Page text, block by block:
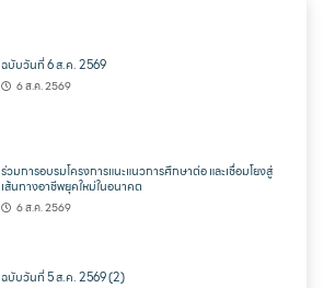
ฉบับวันที่ 6 ส.ค. 2569
6 ส.ค. 2569
ร่วมการอบรมโครงการแนะแนวการศึกษาต่อ และเชื่อมโยงสู่
เส้นทางอาชีพยุคใหม่ในอนาคต
6 ส.ค. 2569
ฉบับวันที่ 5 ส.ค. 2569 (2)